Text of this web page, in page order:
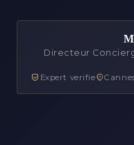
Directeur
Expert verifie